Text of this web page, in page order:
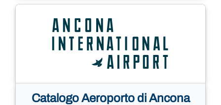
Catalogo Aeroporto di Ancona